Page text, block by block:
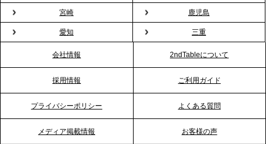
プレスリリースのご案内｜もう「義理チョコ」で悩
まない。職場のバレンタインをケータリングで“福利
厚生”化。採用にも効く新スタイルを提案
RKB毎日放送「RKB NEWS」で、2ndTable「恵方
巻きケータリング」が紹介されました
2026.1.20
宮崎 鹿児島
愛知 三重
会社情報 2ndTableについて
採用情報 ご利用ガイド
プライバシーポリシー よくある質問
メディア掲載情報 お客様の声